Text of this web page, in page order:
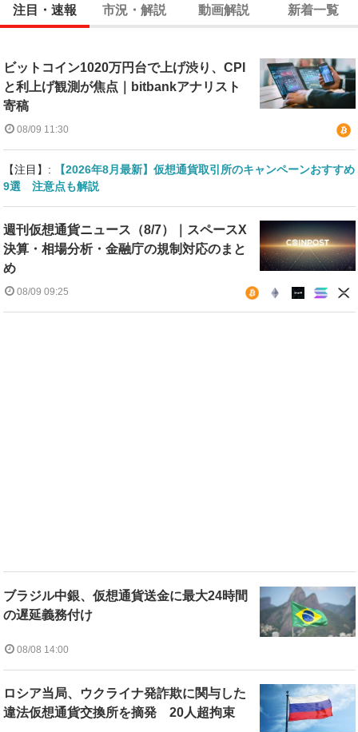
注目・速報 市況・解説 動画解説 新着一覧
ビットコイン1020万円台で上げ渋り、CPI
と利上げ観測が焦点｜bitbankアナリスト
寄稿
08/09 11:30
【注目】:
【2026年8月最新】仮想通貨取引所のキャンペーンおすすめ
9選 注意点も解説
週刊仮想通貨ニュース（8/7）｜スペースX
決算・相場分析・金融庁の規制対応のまと
め
08/09 09:25
ブラジル中銀、仮想通貨送金に最大24時間
の遅延義務付け
08/08 14:00
ロシア当局、ウクライナ発詐欺に関与した
違法仮想通貨交換所を摘発 20人超拘束